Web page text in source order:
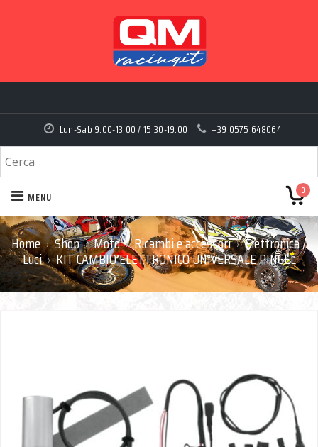
Lun-Sab 9:00-13:00 / 15:30-19:00 +39 0575 648064
0
MENU
Home › Shop › Moto › Ricambi e accessori › Elettronica /
Luci › KIT CAMBIO ELETTRONICO UNIVERSALE PINGEL